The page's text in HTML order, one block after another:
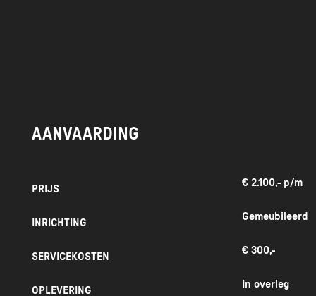
je
keukengerei,
AANVAARDING
PRIJS
€ 2.100,- p/m
INRICHTING
Gemeubileerd
SERVICEKOSTEN
€ 300,-
OPLEVERING
In overleg